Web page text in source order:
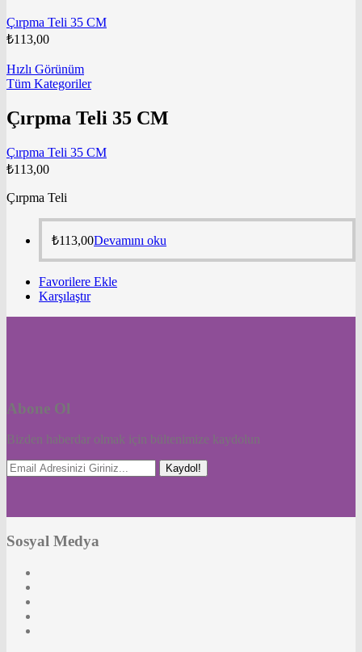
Çırpma Teli 35 CM
₺113,00
Hızlı Görünüm
Tüm Kategoriler
Çırpma Teli 35 CM
Çırpma Teli 35 CM
₺113,00
Çırpma Teli
₺113,00Devamını oku
Favorilere Ekle
Karşılaştır
Abone Ol
Bizden haberdar olmak için bültenimize kaydolun
Kaydol!
Sosyal Medya